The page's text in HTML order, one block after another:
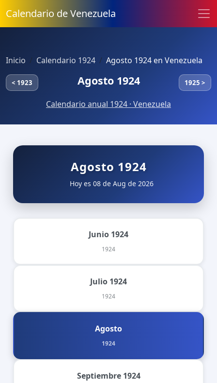
Calendario de Venezuela
Inicio Calendario 1924 Agosto 1924 en Venezuela
< 1923 Agosto 1924 1925 >
Calendario anual 1924 · Venezuela
Agosto 1924
Hoy es 08 de Aug de 2026
Junio 1924
1924
Julio 1924
1924
Agosto
1924
Septiembre 1924